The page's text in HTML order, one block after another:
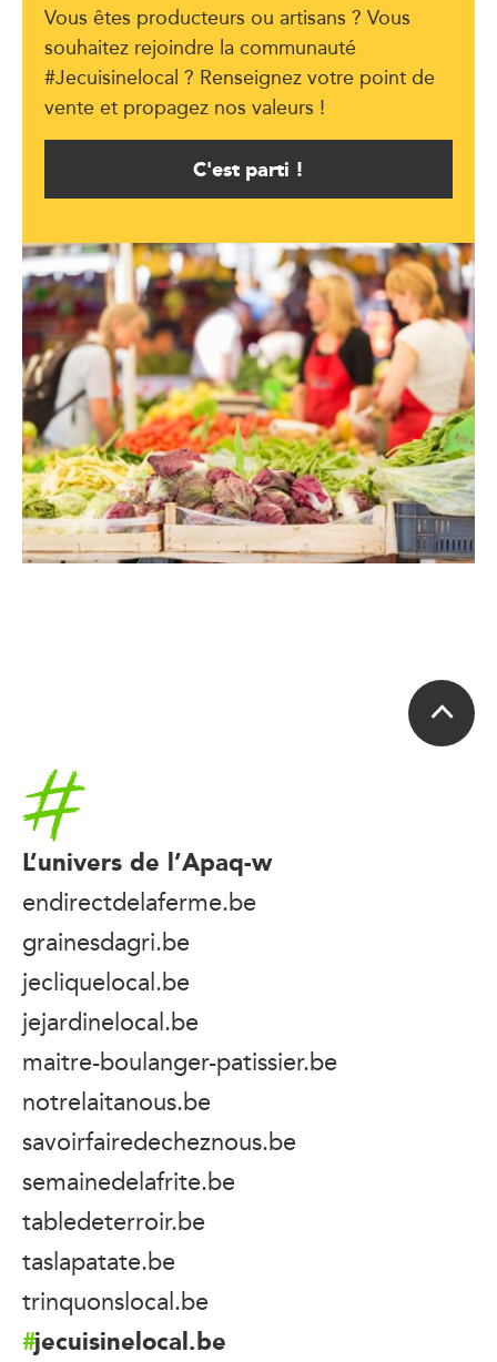
Vous êtes producteurs ou artisans ? Vous
souhaitez rejoindre la communauté
#Jecuisinelocal ? Renseignez votre point de
vente et propagez nos valeurs !
C'est parti !
Accueil
L’univers de l’Apaq-w
endirectdelaferme.be
grainesdagri.be
jecliquelocal.be
jejardinelocal.be
maitre-boulanger-patissier.be
notrelaitanous.be
savoirfairedecheznous.be
semainedelafrite.be
tabledeterroir.be
taslapatate.be
trinquonslocal.be
jecuisinelocal.be